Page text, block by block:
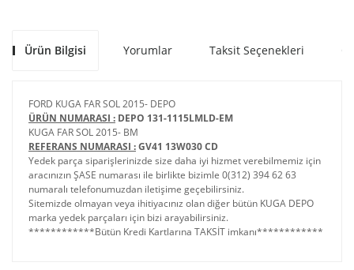
Ürün Bilgisi Yorumlar Taksit Seçenekleri
FORD KUGA FAR SOL 2015- DEPO
ÜRÜN NUMARASI : DEPO 131-1115LMLD-EM
KUGA FAR SOL 2015- BM
REFERANS NUMARASI :GV41 13W030 CD
Yedek parça siparişlerinizde size daha iyi hizmet verebilmemiz için
aracınızın ŞASE numarası ile birlikte bizimle 0(312) 394 62 63
numaralı telefonumuzdan iletişime geçebilirsiniz.
Sitemizde olmayan veya ihitiyacınız olan diğer bütün KUGA DEPO
marka yedek parçaları için bizi arayabilirsiniz.
************Bütün Kredi Kartlarına TAKSİT imkanı************